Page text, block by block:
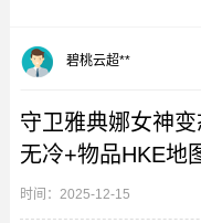
守卫雅典娜女神
无冷+物品HKE地
时间：2025-12-15
碧桃云超**